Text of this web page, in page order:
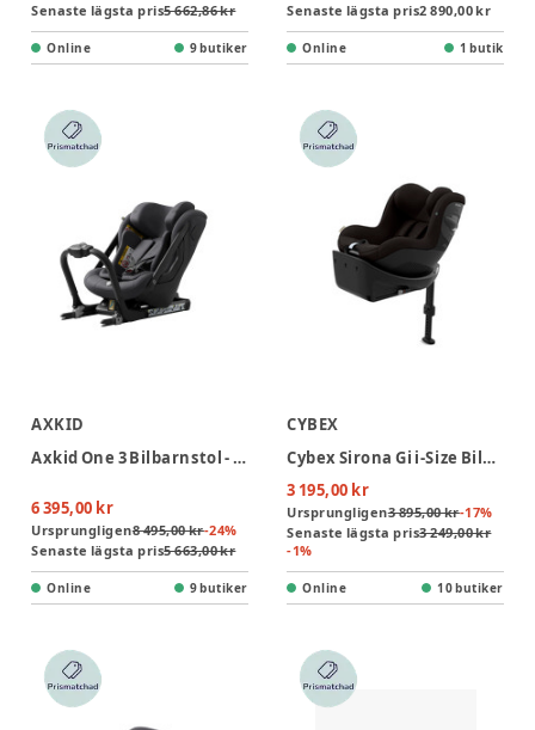
Senaste lägsta pris5 662,86 kr
Online 9 butiker
Senaste lägsta pris2 890,00 kr
Online 1 butik
AXKID
Axkid One 3 Bilbarnstol - Arctic Mist Grey
6 395,00 kr
Ursprungligen8 495,00 kr-24%
Senaste lägsta pris5 663,00 kr
Online 9 butiker
CYBEX
Cybex Sirona Gi i-Size Bilbarnstol - Magic Black
3 195,00 kr
Ursprungligen3 895,00 kr-17%
Senaste lägsta pris3 249,00 kr
-1%
Online 10 butiker